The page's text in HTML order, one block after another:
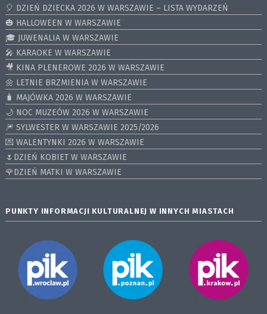
🎈 DZIEŃ DZIECKA 2026 W WARSZAWIE – LISTA WYDARZEŃ
🎃 HALLOWEEN W WARSZAWIE
🎓 JUWENALIA W WARSZAWIE
🎤 KARAOKE W WARSZAWIE
🎥 KINA PLENEROWE 2026 W WARSZAWIE
🌼 LETNIE BRZMIENIA W WARSZAWIE
🧳 MAJÓWKA 2026 W WARSZAWIE
🌙 NOC MUZEÓW 2026 W WARSZAWIE
🎆 SYLWESTER W WARSZAWIE 2025/2026
💌 WALENTYNKI 2026 W WARSZAWIE
🌷DZIEŃ KOBIET W WARSZAWIE
🌹DZIEŃ MATKI W WARSZAWIE
PUNKTY INFORMACJI KULTURALNEJ W INNYCH MIASTACH